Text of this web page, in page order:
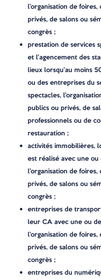
l’organisation de
privés, de salons ou
congrès ;
prestation de services
et l’agencement des
lieux lorsqu’au moins
ou des entreprises du
spectacles,
publics ou privés, de
professionnels ou de
restauration ;
activités immobilières,
est réalisé avec une
l’organisation de
privés, de salons ou
congrès ;
entreprises de
leur CA avec une ou
l’organisation de
privés, de salons ou
congrès ;
entreprises du